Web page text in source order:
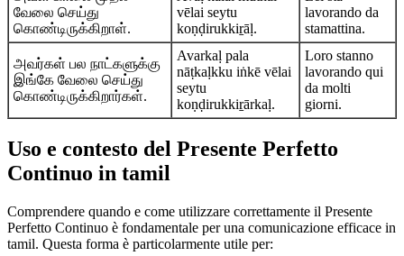
வேலை செய்து
கொண்டிருக்கிறாள்.
vēlai seytu
koṇḍirukkiṟāḷ.
lavorando da
stamattina.
அவர்கள் பல நாட்களுக்கு
இங்கே வேலை செய்து
கொண்டிருக்கிறார்கள்.
Avarkaḷ pala
nāṭkaḷkku iṅkē vēlai
seytu
koṇḍirukkiṟārkaḷ.
Loro stanno
lavorando qui
da molti
giorni.
Uso e contesto del Presente Perfetto
Continuo in tamil
Comprendere quando e come utilizzare correttamente il Presente
Perfetto Continuo è fondamentale per una comunicazione efficace in
tamil. Questa forma è particolarmente utile per: